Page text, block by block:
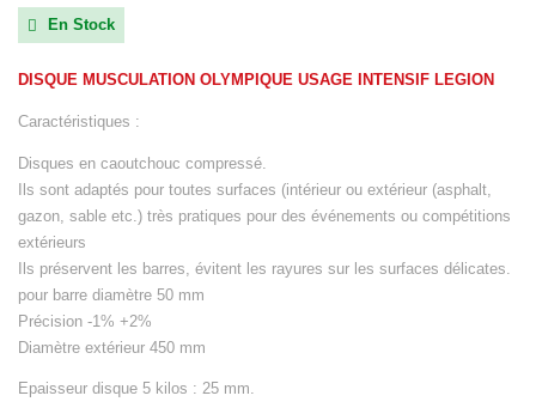
 En Stock
DISQUE MUSCULATION OLYMPIQUE USAGE INTENSIF LEGION
Caractéristiques :
Disques en caoutchouc compressé.
Ils sont adaptés pour toutes surfaces (intérieur ou extérieur (asphalt,
gazon, sable etc.) très pratiques pour des événements ou compétitions
extérieurs
Ils préservent les barres, évitent les rayures sur les surfaces délicates.
pour barre diamètre 50 mm
Précision -1% +2%
Diamètre extérieur 450 mm
Epaisseur disque 5 kilos : 25 mm.